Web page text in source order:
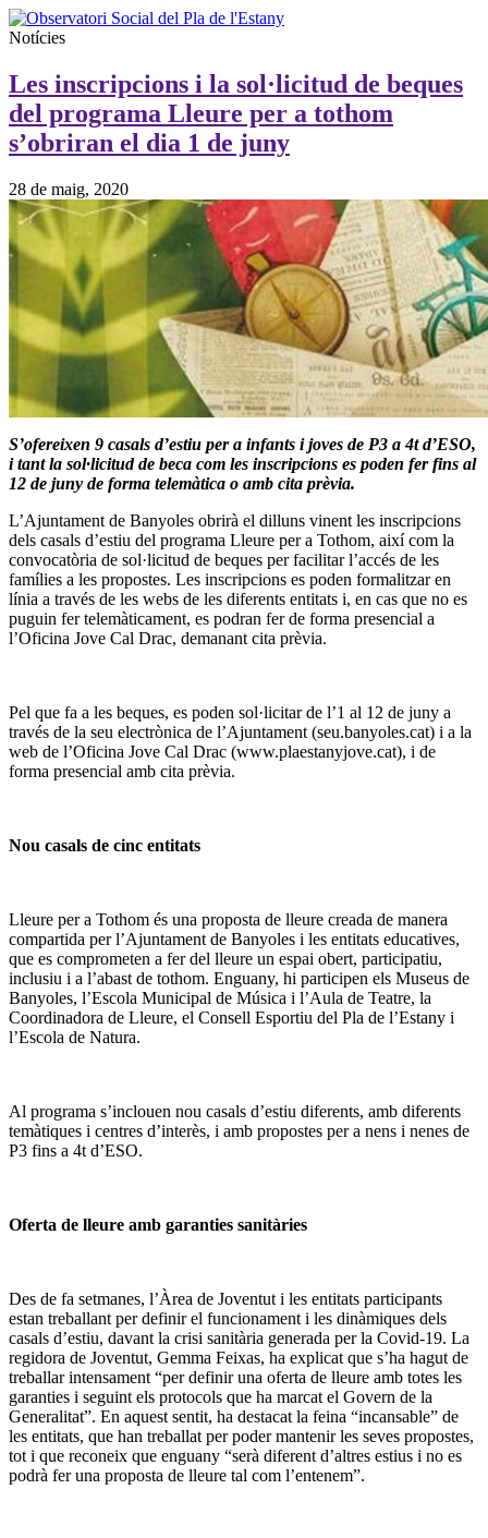
Notícies
Les inscripcions i la sol·licitud de beques
del programa Lleure per a tothom
s’obriran el dia 1 de juny
28 de maig, 2020
S’ofereixen 9 casals d’estiu per a infants i joves de P3 a 4t d’ESO,
i tant la sol·licitud de beca com les inscripcions es poden fer fins al
12 de juny de forma telemàtica o amb cita prèvia.
L’Ajuntament de Banyoles obrirà el dilluns vinent les inscripcions
dels casals d’estiu del programa Lleure per a Tothom, així com la
convocatòria de sol·licitud de beques per facilitar l’accés de les
famílies a les propostes. Les inscripcions es poden formalitzar en
línia a través de les webs de les diferents entitats i, en cas que no es
puguin fer telemàticament, es podran fer de forma presencial a
l’Oficina Jove Cal Drac, demanant cita prèvia.
Pel que fa a les beques, es poden sol·licitar de l’1 al 12 de juny a
través de la seu electrònica de l’Ajuntament (seu.banyoles.cat) i a la
web de l’Oficina Jove Cal Drac (www.plaestanyjove.cat), i de
forma presencial amb cita prèvia.
Nou casals de cinc entitats
Lleure per a Tothom és una proposta de lleure creada de manera
compartida per l’Ajuntament de Banyoles i les entitats educatives,
que es comprometen a fer del lleure un espai obert, participatiu,
inclusiu i a l’abast de tothom. Enguany, hi participen els Museus de
Banyoles, l’Escola Municipal de Música i l’Aula de Teatre, la
Coordinadora de Lleure, el Consell Esportiu del Pla de l’Estany i
l’Escola de Natura.
Al programa s’inclouen nou casals d’estiu diferents, amb diferents
temàtiques i centres d’interès, i amb propostes per a nens i nenes de
P3 fins a 4t d’ESO.
Oferta de lleure amb garanties sanitàries
Des de fa setmanes, l’Àrea de Joventut i les entitats participants
estan treballant per definir el funcionament i les dinàmiques dels
casals d’estiu, davant la crisi sanitària generada per la Covid-19. La
regidora de Joventut, Gemma Feixas, ha explicat que s’ha hagut de
treballar intensament “per definir una oferta de lleure amb totes les
garanties i seguint els protocols que ha marcat el Govern de la
Generalitat”. En aquest sentit, ha destacat la feina “incansable” de
les entitats, que han treballat per poder mantenir les seves propostes,
tot i que reconeix que enguany “serà diferent d’altres estius i no es
podrà fer una proposta de lleure tal com l’entenem”.